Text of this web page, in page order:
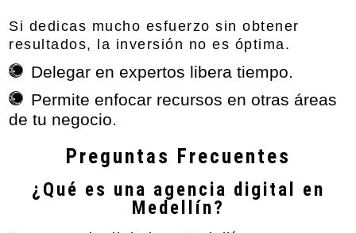
Si dedicas mucho esfuerzo sin obtener
resultados, la inversión no es óptima.
Delegar en expertos libera tiempo.
Permite enfocar recursos en otras áreas
de tu negocio.
Preguntas Frecuentes
¿Qué es una agencia digital en
Medellín?